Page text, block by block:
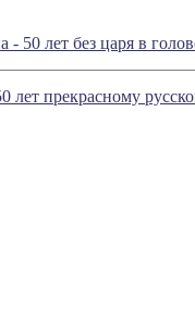
- 50 лет без царя в
лет прекрасному